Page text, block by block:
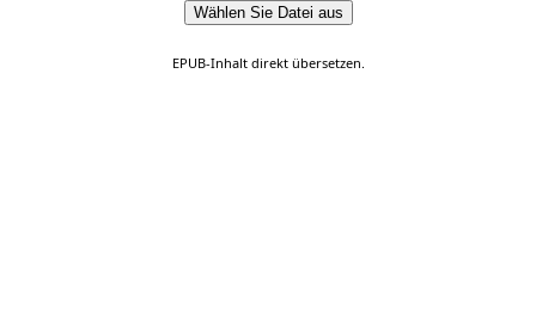
Wählen Sie Datei aus
EPUB-Inhalt direkt übersetzen.